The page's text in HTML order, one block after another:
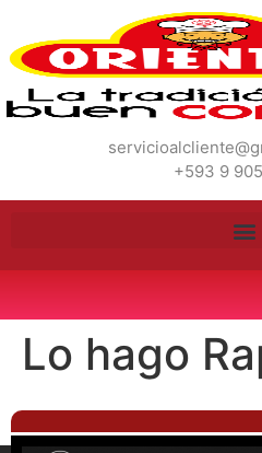
+593 9
Lo hago